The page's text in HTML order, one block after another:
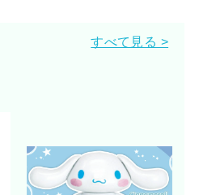
すべて見る >